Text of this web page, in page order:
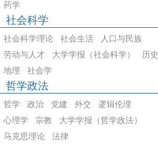
药学
社会科学
社会科学理论 社会生活
人口与民族
劳动与人才
大学学报（社会科学）
历史
地理
社会学
哲学政法
哲学 政治 党建 外交
逻辑伦理
心理学
宗教
大学学报（哲学政法）
马克思理论
法律